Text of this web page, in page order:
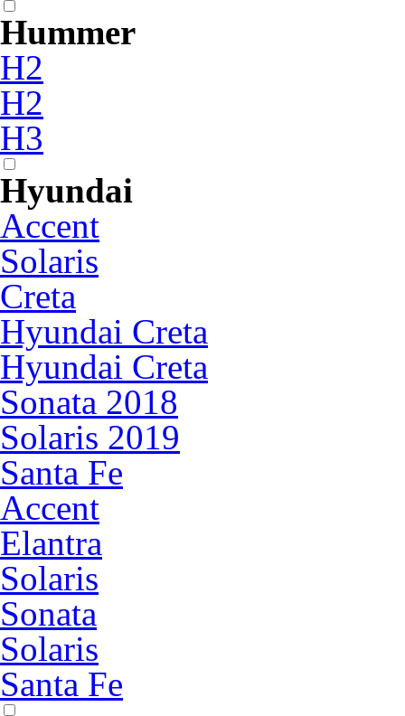
Hummer
H2
H2
H3
Hyundai
Accent
Solaris
Creta
Hyundai Creta
Hyundai Creta
Sonata 2018
Solaris 2019
Santa Fe
Accent
Elantra
Solaris
Sonata
Solaris
Santa Fe